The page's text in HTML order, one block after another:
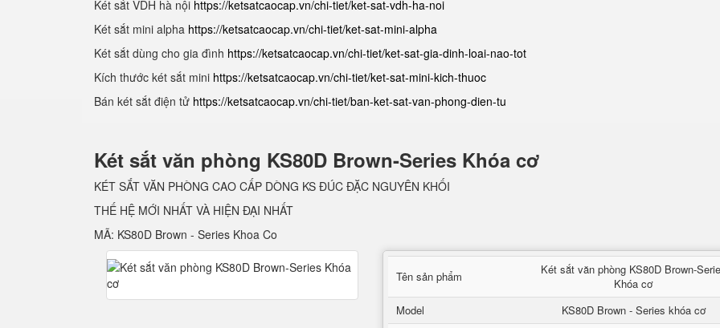
Két sắt VDH hà nội https://ketsatcaocap.vn/chi-tiet/ket-sat-vdh-ha-noi
Két sắt mini alpha https://ketsatcaocap.vn/chi-tiet/ket-sat-mini-alpha
Két sắt dùng cho gia đình https://ketsatcaocap.vn/chi-tiet/ket-sat-gia-dinh-loai-nao-tot
Kích thước két sắt mini https://ketsatcaocap.vn/chi-tiet/ket-sat-mini-kich-thuoc
Bán két sắt điện tử https://ketsatcaocap.vn/chi-tiet/ban-ket-sat-van-phong-dien-tu
Két sắt văn phòng KS80D Brown-Series Khóa cơ
KÉT SẮT VĂN PHÒNG CAO CẤP DÒNG KS ĐÚC ĐẶC NGUYÊN KHỐI
THẾ HỆ MỚI NHẤT VÀ HIỆN ĐẠI NHẤT
MÃ: KS80D Brown - Series Khoa Co
Tên sản phẩm
Két sắt văn phòng KS80D Brown-
Khóa cơ
Model
KS80D Brown - Series khóa cơ